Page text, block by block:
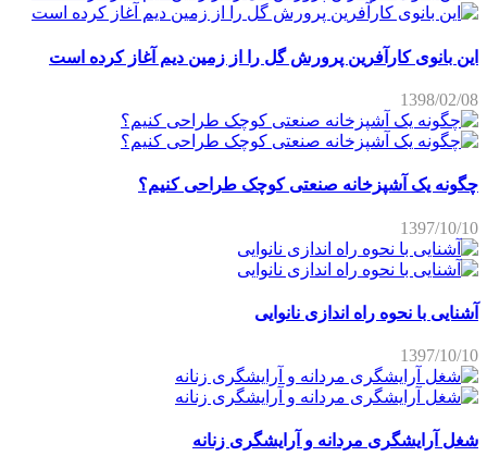
این بانوی کارآفرین پرورش گل را از زمین دیم آغاز کرده است
1398/02/08
چگونه یک آشپزخانه صنعتی کوچک طراحی کنیم؟
1397/10/10
آشنایی با نحوه راه اندازی نانوایی
1397/10/10
شغل آرایشگری مردانه و آرایشگری زنانه